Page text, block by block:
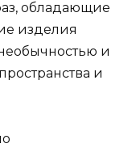
обладающие
изделия
и
и